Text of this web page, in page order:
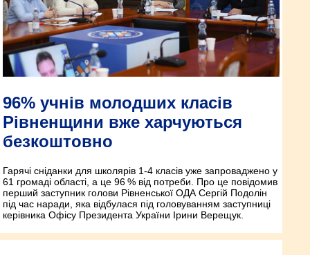
96% учнів молодших класів
Рівненщини вже харчуються
безкоштовно
Гарячі сніданки для школярів 1-4 класів уже запроваджено у
61 громаді області, а це 96 % від потреби. Про це повідомив
перший заступник голови Рівненської ОДА Сергій Подолін
під час наради, яка відбулася під головуванням заступниці
керівника Офісу Президента України Ірини Верещук.